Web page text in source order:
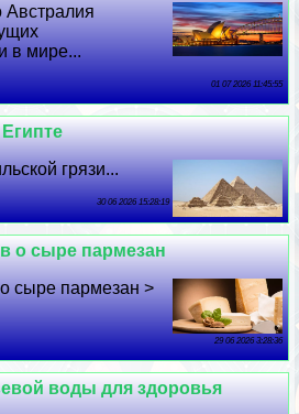
Австралия
в мире...
01 07 2026 11:45:55
грязи...
30 06 2026 15:28:19
о сыре пармезан
сыре пармезан >
29 06 2026 3:28:36
воды для здоровья